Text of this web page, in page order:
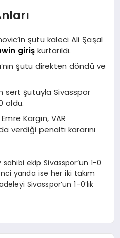
şutu kaleci Ali Şaşal
girişkurtarıldı.
şutu direkten döndü ve
sert şutuyla Sivasspor
oldu.
Kargın, VAR
verdiği penaltı kararını
sahibi ekip Sivasspor’un 1-0
yarıda ise her iki takım
Sivasspor’un 1-0’lık